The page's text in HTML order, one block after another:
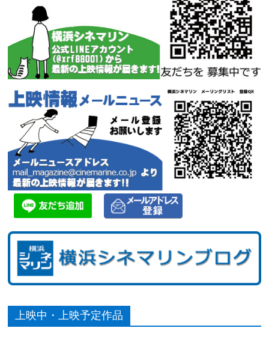
上映中・上映予定作品